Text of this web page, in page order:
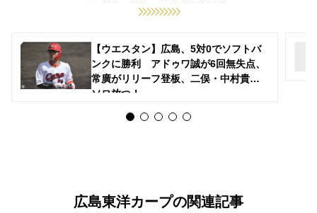
【ウエスタン】広島、5対0でソフトバ
ンクに勝利 アドゥワ誠が6回無失点、
常廣がリリーフ登板、二俣・中村貴が
ソロ放つ！
広島東洋カープの関連記事